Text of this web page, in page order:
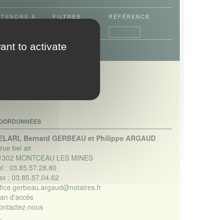
À FILTRES
RÉFÉRENCE
Bernard GERBEAU et Philippe ARGAUD
bel air
MONTCEAU LES MINES
: 03.85.57.28.80
: 03.85.57.04.62
d'accès
nous
to activate